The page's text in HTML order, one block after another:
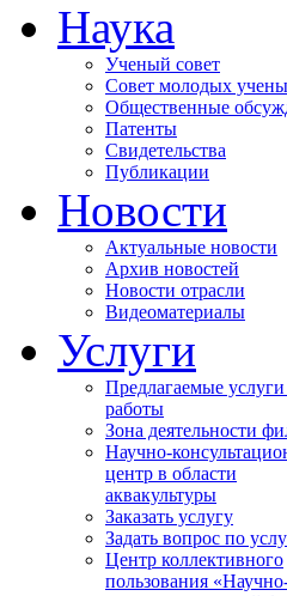
Наука
Ученый совет
Совет молодых
Общественные
Патенты
Свидетельства
Публикации
Новости
Актуальные новости
Архив новостей
Новости отрасли
Видеоматериалы
Услуги
Предлагаемые
работы
Зона деятельности
Научно-
центр в области
аквакультуры
Заказать услугу
Задать вопрос по
Центр коллективного
пользования